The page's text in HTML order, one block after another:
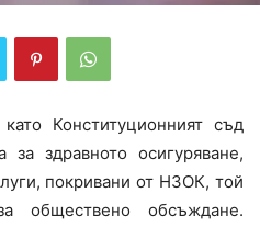
Конституционният съд
здравното осигуряване,
покривани от НЗОК, той
обществено обсъждане.